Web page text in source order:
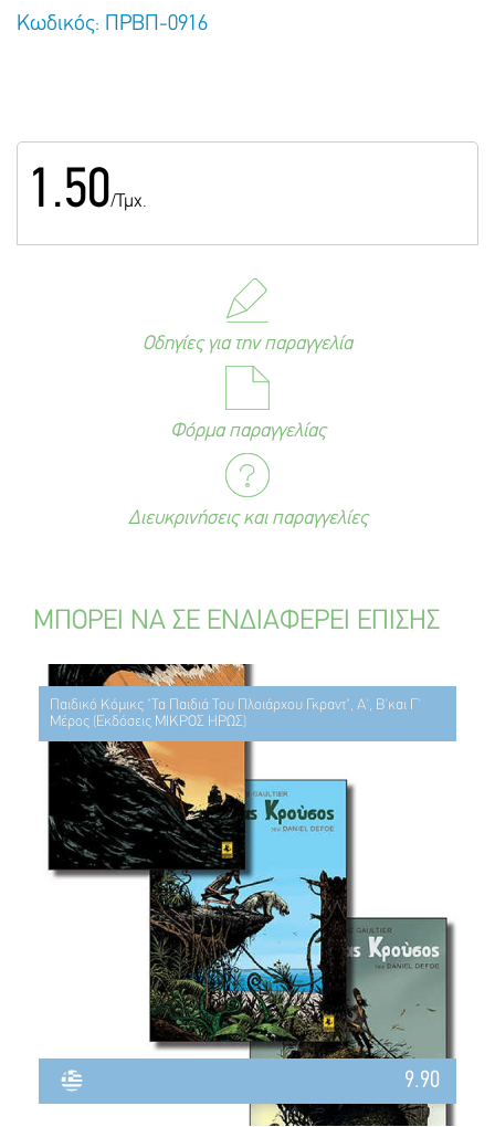
Κωδικός: ΠΡΒΠ-0916
1.50/Τμχ.
Οδηγίες για την παραγγελία
Φόρμα παραγγελίας
Διευκρινήσεις και παραγγελίες
ΜΠΟΡΕΙ ΝΑ ΣΕ ΕΝΔΙΑΦΕΡΕΙ ΕΠΙΣΗΣ
Παιδικό Κόμικς "Τα Παιδιά Του Πλοιάρχου Γκραντ", Α', Β'και Γ'
Μέρος (Εκδόσεις ΜΙΚΡΟΣ ΗΡΩΣ)
9.90